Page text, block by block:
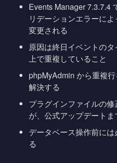
Events Manager 7.3.7.4
リデーションエラーに
変更される
原因は終日イベントの
上で重複していること
phpMyAdmin から重複
解決する
プラグインファイルの
が、公式アップデート
データベース操作前に
る